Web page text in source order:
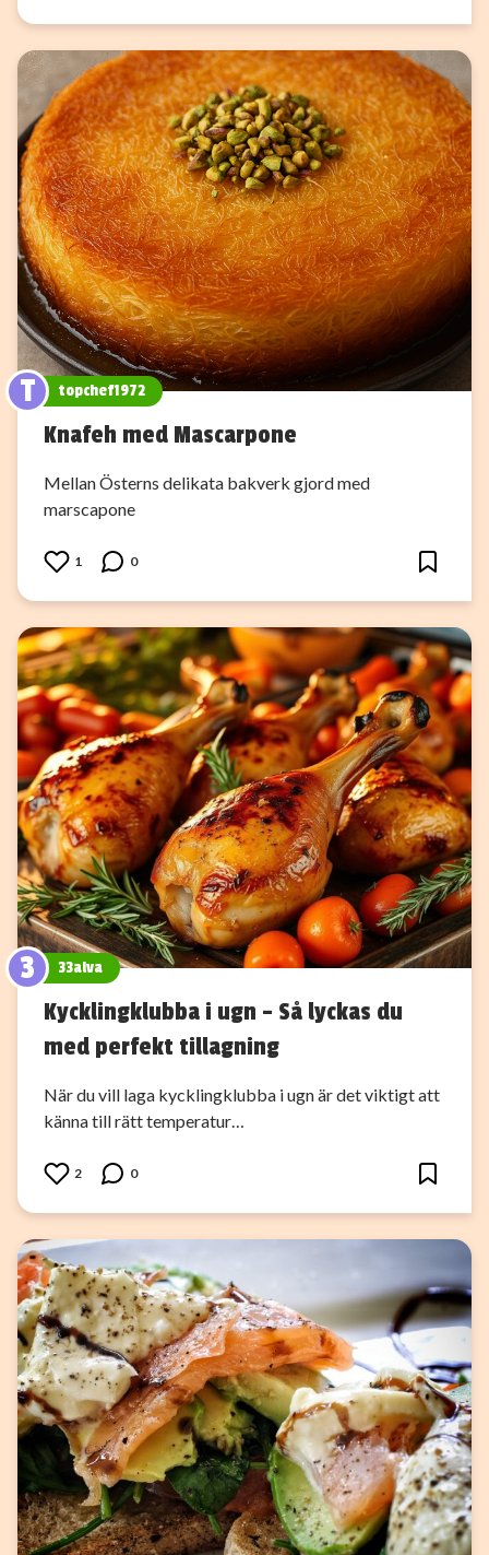
T topchef1972
Knafeh med Mascarpone
Mellan Österns delikata bakverk gjord med
marscapone
1 0
3 33alva
Kycklingklubba i ugn – Så lyckas du
med perfekt tillagning
När du vill laga kycklingklubba i ugn är det viktigt att
känna till rätt temperatur…
2 0